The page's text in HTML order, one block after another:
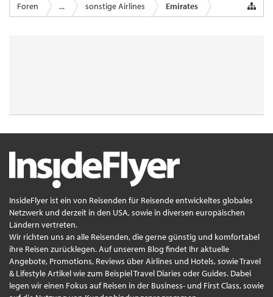
Foren ... sonstige Airlines Emirates
InsideFlyer ist ein von Reisenden für Reisende entwickeltes globales
Netzwerk und derzeit in den USA, sowie in diversen europäischen
Ländern vertreten.
Wir richten uns an alle Reisenden, die gerne günstig und komfortabel
ihre Reisen zurücklegen. Auf unserem Blog findet Ihr aktuelle
Angebote, Promotions, Reviews über Airlines und Hotels, sowie Travel
& Lifestyle Artikel wie zum Beispiel Travel Diaries oder Guides. Dabei
legen wir einen Fokus auf Reisen in der Business- und First Class, sowie